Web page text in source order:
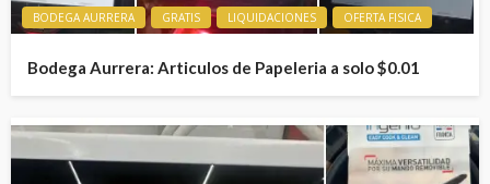
BODEGA AURRERA GRATIS LIQUIDACIONES OFERTA FISICA
Bodega Aurrera: Articulos de Papeleria a solo $0.01